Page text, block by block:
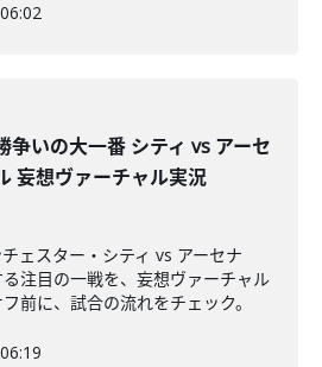
争いの大一番 シティ vs アーセ
妄想ヴァーチャル実況
ェスター・シティ vs アーセナ
注目の一戦を、妄想ヴァーチャル
前に、試合の流れをチェック。